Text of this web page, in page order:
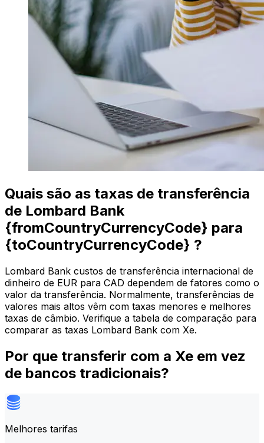
Quais são as taxas de transferência
de Lombard Bank
{fromCountryCurrencyCode} para
{toCountryCurrencyCode} ?
Lombard Bank custos de transferência internacional de
dinheiro de EUR para CAD dependem de fatores como o
valor da transferência. Normalmente, transferências de
valores mais altos vêm com taxas menores e melhores
taxas de câmbio. Verifique a tabela de comparação para
comparar as taxas Lombard Bank com Xe.
Por que transferir com a Xe em vez
de bancos tradicionais?
Melhores tarifas